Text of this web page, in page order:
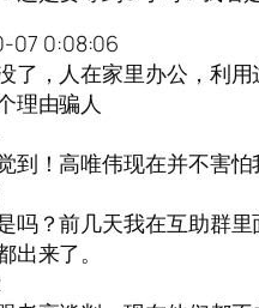
07 0:08:06
了，人在家里办公，利
理由骗人
到！高唯伟现在并不害
吗？前几天我在互助群
出来了。